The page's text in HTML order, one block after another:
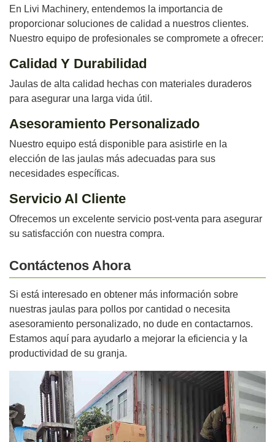
En Livi Machinery, entendemos la importancia de
proporcionar soluciones de calidad a nuestros clientes.
Nuestro equipo de profesionales se compromete a ofrecer:
Calidad Y Durabilidad
Jaulas de alta calidad hechas con materiales duraderos
para asegurar una larga vida útil.
Asesoramiento Personalizado
Nuestro equipo está disponible para asistirle en la
elección de las jaulas más adecuadas para sus
necesidades específicas.
Servicio Al Cliente
Ofrecemos un excelente servicio post-venta para asegurar
su satisfacción con nuestra compra.
Contáctenos Ahora
Si está interesado en obtener más información sobre
nuestras jaulas para pollos por cantidad o necesita
asesoramiento personalizado, no dude en contactarnos.
Estamos aquí para ayudarlo a mejorar la eficiencia y la
productividad de su granja.